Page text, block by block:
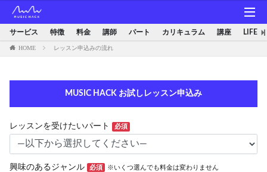
サービス 特徴 料金 講師 パート カリキュラム 講座 LIFE
HOME レッスン申込みの流れ
MUSIC HACK お試しレッスン申込み
レッスンを受けたいパート 必須
興味のあるジャンル 必須 ※いくつ選んでも料金は変わりません